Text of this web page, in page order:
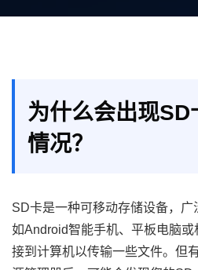
为什么会出现
情况？
SD卡是一种可移动存储设备，广
如Android智能手机、平板电脑
接到计算机以传输一些文件。但